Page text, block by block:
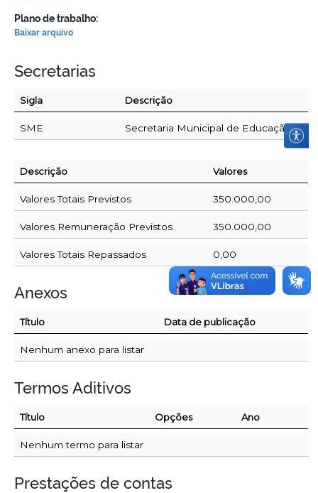
Plano de trabalho:
Baixar arquivo
Secretarias
Sigla Descrição
SME Secretaria Municipal de Educação
Descrição Valores
Valores Totais Previstos 350.000,00
Valores Remuneração Previstos 350.000,00
Valores Totais Repassados 0,00
Anexos
Título Data de publicação
Nenhum anexo para listar
Termos Aditivos
Título Opções Ano
Nenhum termo para listar
Prestações de contas